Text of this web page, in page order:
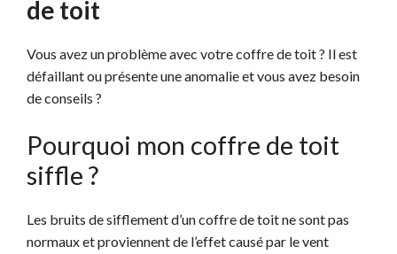
de toit
Vous avez un problème avec votre coffre de toit ? Il est
défaillant ou présente une anomalie et vous avez besoin
de conseils ?
Pourquoi mon coffre de toit
siffle ?
Les bruits de sifflement d’un coffre de toit ne sont pas
normaux et proviennent de l’effet causé par le vent